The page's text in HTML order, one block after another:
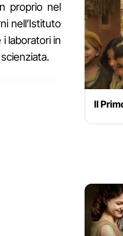
proprio nel
nell’Istituto
laboratori in
Il